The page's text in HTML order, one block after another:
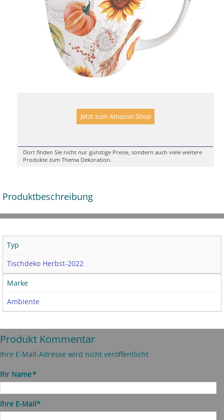
Jetzt zum Amazon Shop
Dort finden Sie nicht nur günstige Preise, sondern auch viele weitere
Produkte zum Thema Dekoration.
Produktbeschreibung
Typ
Tischdeko Herbst-2022
Marke
Ambiente
Produkt Kommentar
Ihre E-Mail-Adresse wird nicht veröffentlicht
Ihr Name*
Ihre E-Mail*